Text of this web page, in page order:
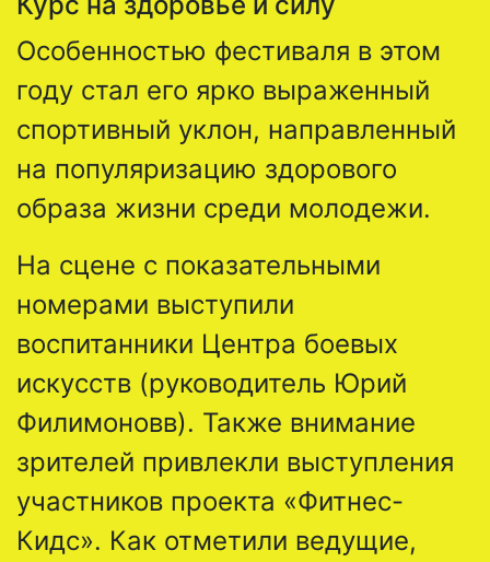
Особенностью фестиваля в этом
году стал его ярко выраженный
спортивный уклон, направленный
на популяризацию здорового
образа жизни среди молодежи.
На сцене с показательными
номерами выступили
воспитанники Центра боевых
искусств (руководитель Юрий
Филимоновв). Также внимание
зрителей привлекли выступления
участников проекта «Фитнес-
Кидс». Как отметили ведущие,